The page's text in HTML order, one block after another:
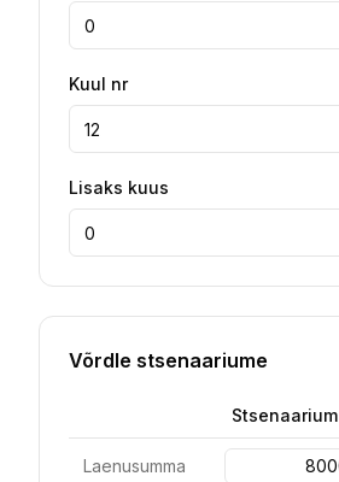
Kuul nr
Lisaks kuus
Võrdle stsenaariume
Stsenaarium
Laenusumma